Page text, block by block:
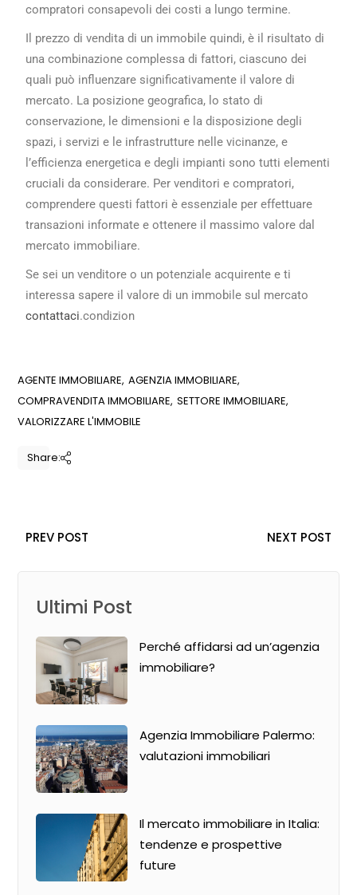
compratori consapevoli dei costi a lungo termine.
Il prezzo di vendita di un immobile quindi, è il risultato di
una combinazione complessa di fattori, ciascuno dei
quali può influenzare significativamente il valore di
mercato. La posizione geografica, lo stato di
conservazione, le dimensioni e la disposizione degli
spazi, i servizi e le infrastrutture nelle vicinanze, e
l’efficienza energetica e degli impianti sono tutti elementi
cruciali da considerare. Per venditori e compratori,
comprendere questi fattori è essenziale per effettuare
transazioni informate e ottenere il massimo valore dal
mercato immobiliare.
Se sei un venditore o un potenziale acquirente e ti
interessa sapere il valore di un immobile sul mercato
contattaci.condizion
AGENTE IMMOBILIARE AGENZIA IMMOBILIARE
COMPRAVENDITA IMMOBILIARE SETTORE IMMOBILIARE
VALORIZZARE L'IMMOBILE
Share:
PREV POST NEXT POST
Ultimi Post
Perché affidarsi ad un’agenzia
immobiliare?
Agenzia Immobiliare Palermo:
valutazioni immobiliari
Il mercato immobiliare in Italia:
tendenze e prospettive
future